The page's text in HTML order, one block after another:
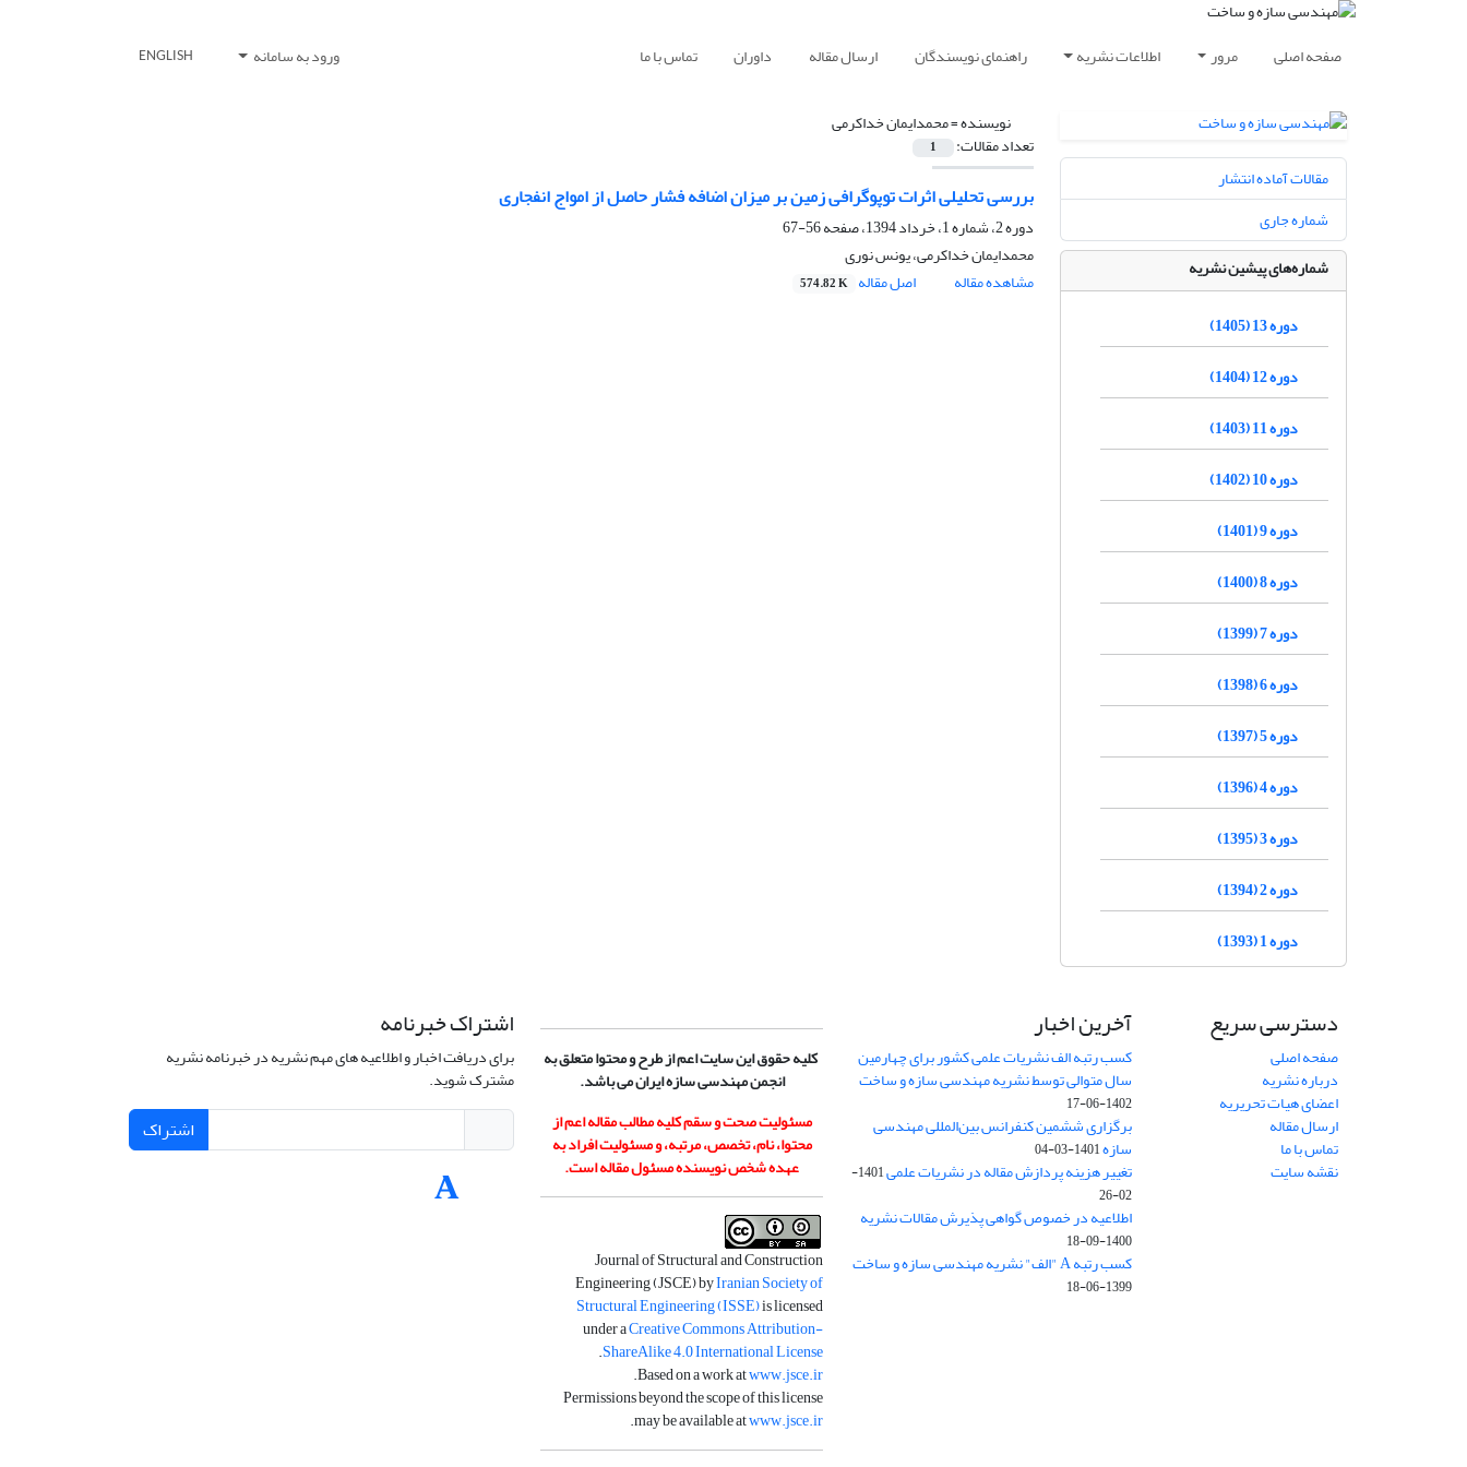
صفحه اصلی مرور اطلاعات نشریه راهنمای نویسندگان ارسال مقاله داوران تماس با ما ورود به سامانه ENGLISH
نویسنده =محمدایمان خداکرمی
تعداد مقالات: 1
بررسی تحلیلی اثرات توپوگرافی زمین بر میزان اضافه فشار حاصل از امواج انفجاری
دوره 2، شماره 1، خرداد 1394، صفحه
56-67
محمدایمان خداکرمی، یونس نوری
مشاهده مقاله
اصل مقاله 574.82 K
مقالات آماده انتشار
شماره جاری
شماره‌های پیشین نشریه
دوره 13 (1405)
دوره 12 (1404)
دوره 11 (1403)
دوره 10 (1402)
دوره 9 (1401)
دوره 8 (1400)
دوره 7 (1399)
دوره 6 (1398)
دوره 5 (1397)
دوره 4 (1396)
دوره 3 (1395)
دوره 2 (1394)
دوره 1 (1393)
دسترسی سریع
صفحه اصلی
درباره نشریه
اعضای هیات تحریریه
ارسال مقاله
تماس با ما
نقشه سایت
آخرین اخبار
کسب رتبه الف نشریات علمی کشور برای چهارمین
سال متوالی توسط نشریه مهندسی سازه و ساخت
1402-06-17
برگزاری ششمین کنفرانس بین‌المللی مهندسی
سازه1401-03-04
تغییر هزینه پردازش مقاله در نشریات علمی
1401-
02-26
اطلاعیه در خصوص گواهی پذیرش مقالات نشریه
1400-09-18
کسب رتبه A "الف" نشریه مهندسی سازه و ساخت
1399-06-18
کلیه حقوق این سایت اعم از طرح و محتوا متعلق به
انجمن مهندسی سازه ایران می باشد.
مسئولیت صحت و سقم کلیه مطالب مقاله اعم از
محتوا، نام، تخصص، مرتبه، و مسئولیت افراد به
عهده شخص نویسنده مسئول مقاله است.
Journal of Structural and Construction
Engineering (JSCE) byIranian Society of
Structural Engineering (ISSE)is licensed
under aCreative Commons Attribution-
ShareAlike 4.0 International License
.
Based on a work atwww.jsce.ir
.
Permissions beyond the scope of this license
may be available atwww.jsce.ir
.
اشتراک خبرنامه
برای دریافت اخبار و اطلاعیه های مهم نشریه در خبرنامه نشریه
مشترک شوید.
اشتراک